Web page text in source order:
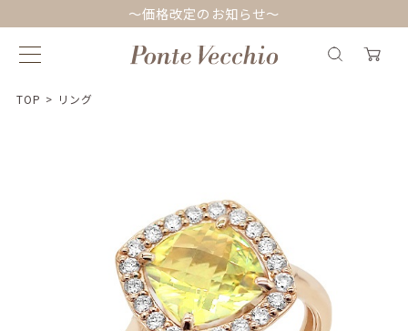
～価格改定のお知らせ～
TOP > リング